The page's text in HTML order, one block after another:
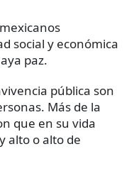
social y económica
paz.
pública son
Más de la
que en su vida
alto o alto de